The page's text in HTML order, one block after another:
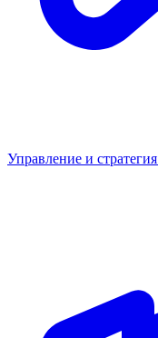
Управление и стратегия